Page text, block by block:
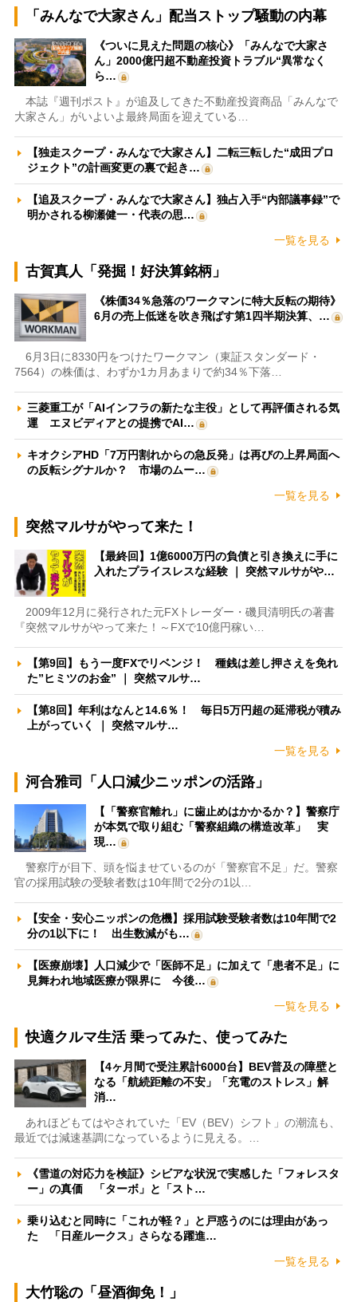
「みんなで大家さん」配当ストップ騒動の内幕
《ついに見えた問題の核心》「みんなで大家さ
ん」2000億円超不動産投資トラブル“異常なく
ら…
本誌『週刊ポスト』が追及してきた不動産投資商品「みんなで
大家さん」がいよいよ最終局面を迎えている…
【独走スクープ・みんなで大家さん】二転三転した“成田プロ
ジェクト”の計画変更の裏で起き…
【追及スクープ・みんなで大家さん】独占入手“内部議事録”で
明かされる柳瀬健一・代表の思…
一覧を見る
古賀真人「発掘！好決算銘柄」
《株価34％急落のワークマンに特大反転の期待》
6月の売上低迷を吹き飛ばす第1四半期決算、…
6月3日に8330円をつけたワークマン（東証スタンダード・
7564）の株価は、わずか1カ月あまりで約34％下落…
三菱重工が「AIインフラの新たな主役」として再評価される気
運 エヌビディアとの提携でAI…
キオクシアHD「7万円割れからの急反発」は再びの上昇局面へ
の反転シグナルか？ 市場のムー…
一覧を見る
突然マルサがやって来た！
【最終回】1億6000万円の負債と引き換えに手に
入れたプライスレスな経験 ｜ 突然マルサがや…
2009年12月に発行された元FXトレーダー・磯貝清明氏の著書
『突然マルサがやって来た！～FXで10億円稼い…
【第9回】もう一度FXでリベンジ！ 種銭は差し押さえを免れ
た”ヒミツのお金” ｜ 突然マルサ…
【第8回】年利はなんと14.6％！ 毎日5万円超の延滞税が積み
上がっていく ｜ 突然マルサ…
一覧を見る
河合雅司「人口減少ニッポンの活路」
【「警察官離れ」に歯止めはかかるか？】警察庁
が本気で取り組む「警察組織の構造改革」 実
現…
警察庁が目下、頭を悩ませているのが「警察官不足」だ。警察
官の採用試験の受験者数は10年間で2分の1以…
【安全・安心ニッポンの危機】採用試験受験者数は10年間で2
分の1以下に！ 出生数減がも…
【医療崩壊】人口減少で「医師不足」に加えて「患者不足」に
見舞われ地域医療が限界に 今後…
一覧を見る
快適クルマ生活 乗ってみた、使ってみた
【4ヶ月間で受注累計6000台】BEV普及の障壁と
なる「航続距離の不安」「充電のストレス」解
消…
あれほどもてはやされていた「EV（BEV）シフト」の潮流も、
最近では減速基調になっているように見える。…
《雪道の対応力を検証》シビアな状況で実感した「フォレスタ
ー」の真価 「ターボ」と「スト…
乗り込むと同時に「これが軽？」と戸惑うのには理由があっ
た 「日産ルークス」さらなる躍進…
一覧を見る
大竹聡の「昼酒御免！」